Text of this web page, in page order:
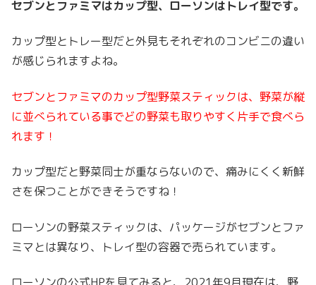
セブンとファミマはカップ型、ローソンはトレイ型です。
カップ型とトレー型だと外見もそれぞれのコンビニの違い
が感じられますよね。
セブンとファミマのカップ型野菜スティックは、野菜が縦
に並べられている事でどの野菜も取りやすく片手で食べら
れます！
カップ型だと野菜同士が重ならないので、痛みにくく新鮮
さを保つことができそうですね！
ローソンの野菜スティックは、パッケージがセブンとファ
ミマとは異なり、トレイ型の容器で売られています。